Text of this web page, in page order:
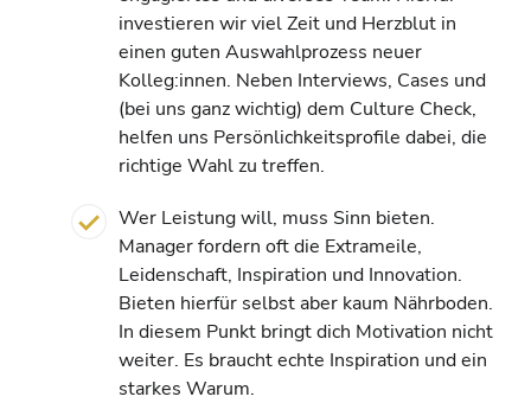
investieren wir viel Zeit und Herzblut in
einen guten Auswahlprozess neuer
Kolleg:innen. Neben Interviews, Cases und
(bei uns ganz wichtig) dem Culture Check,
helfen uns Persönlichkeitsprofile dabei, die
richtige Wahl zu treffen.
Wer Leistung will, muss Sinn bieten.
Manager fordern oft die Extrameile,
Leidenschaft, Inspiration und Innovation.
Bieten hierfür selbst aber kaum Nährboden.
In diesem Punkt bringt dich Motivation nicht
weiter. Es braucht echte Inspiration und ein
starkes Warum.